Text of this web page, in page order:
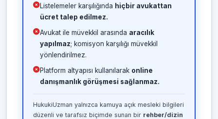
Listelemeler karşılığında hiçbir avukattan
ücret talep edilmez.
Avukat ile müvekkil arasında aracılık
yapılmaz; komisyon karşılığı müvekkil
yönlendirilmez.
Platform altyapısı kullanılarak online
danışmanlık görüşmesi sağlanmaz.
HukukiUzman yalnızca kamuya açık mesleki bilgileri
düzenli ve tarafsız biçimde sunan bir rehber/dizin